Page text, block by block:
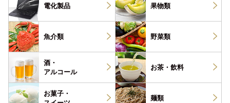
電化製品 果物類
魚介類 野菜類
酒・
アルコール
お茶・ 飲料
お菓子・
麺類